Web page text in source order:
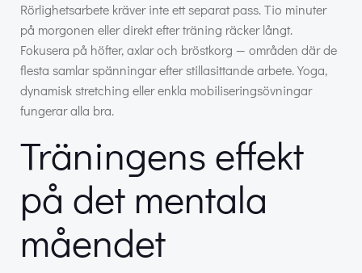
Rörlighetsarbete kräver inte ett separat pass. Tio minuter
på morgonen eller direkt efter träning räcker långt.
Fokusera på höfter, axlar och bröstkorg — områden där de
flesta samlar spänningar efter stillasittande arbete. Yoga,
dynamisk stretching eller enkla mobiliseringsövningar
fungerar alla bra.
Träningens effekt
på det mentala
måendet